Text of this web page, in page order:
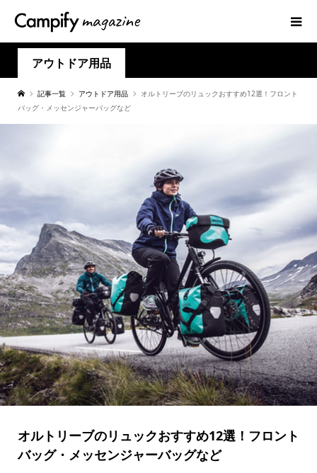
アウトドア用品
記事一覧 アウトドア用品
オルトリーブのリュックおすすめ12選！フロント
バッグ・メッセンジャーバッグなど
オルトリーブのリュックおすすめ12選！フロント
バッグ・メッセンジャーバッグなど